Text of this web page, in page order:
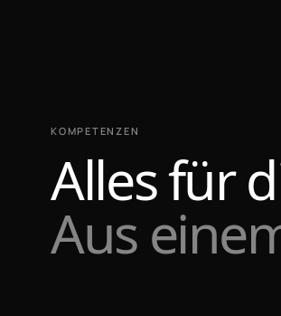
KOMPETENZEN
Alles für
Aus